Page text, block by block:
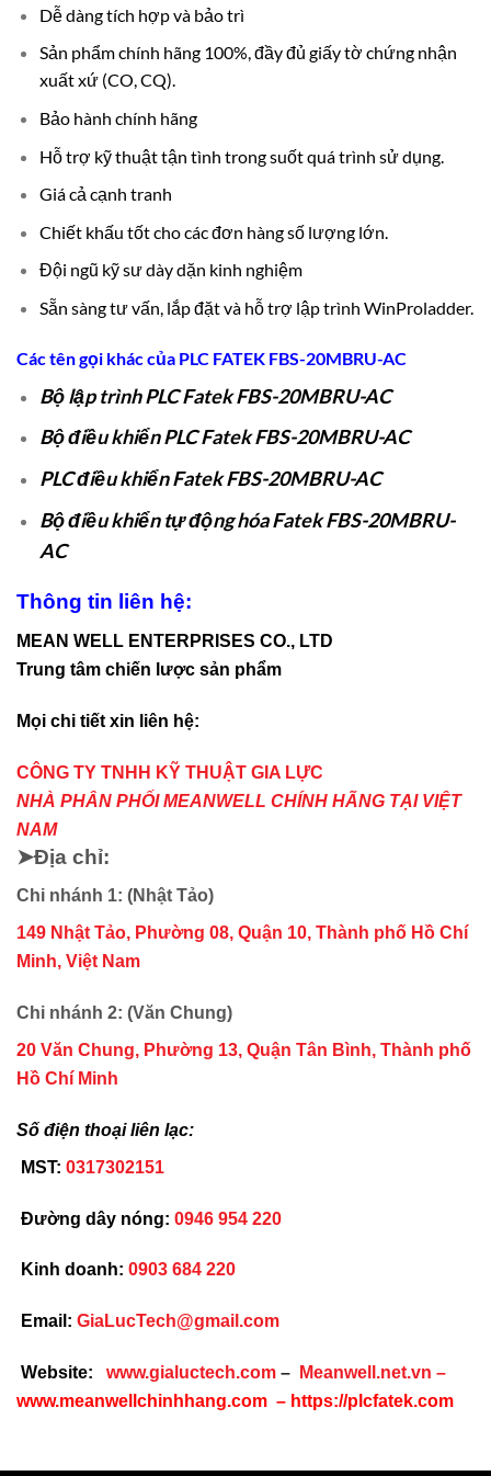
Dễ dàng tích hợp và bảo trì
Sản phẩm chính hãng 100%, đầy đủ giấy tờ chứng nhận
xuất xứ (CO, CQ).
Bảo hành chính hãng
Hỗ trợ kỹ thuật tận tình trong suốt quá trình sử dụng.
Giá cả cạnh tranh
Chiết khấu tốt cho các đơn hàng số lượng lớn.
Đội ngũ kỹ sư dày dặn kinh nghiệm
Sẵn sàng tư vấn, lắp đặt và hỗ trợ lập trình WinProladder.
Các tên gọi khác của PLC FATEK FBS-20MBRU-AC
Bộ lập trình PLC Fatek FBS-20MBRU-AC
Bộ điều khiển PLC Fatek FBS-20MBRU-AC
PLC điều khiển Fatek FBS-20MBRU-AC
Bộ điều khiển tự động hóa Fatek FBS-20MBRU-
AC
Thông tin liên hệ:
MEAN WELL ENTERPRISES CO., LTD
Trung tâm chiến lược sản phẩm
Mọi chi tiết xin liên hệ:
CÔNG TY TNHH KỸ THUẬT GIA LỰC
NHÀ PHÂN PHỐI MEANWELL CHÍNH HÃNG TẠI VIỆT
NAM
➤Địa chỉ:
Chi nhánh 1: (Nhật Tảo)
149 Nhật Tảo, Phường 08, Quận 10, Thành phố Hồ Chí
Minh, Việt Nam
Chi nhánh 2: (Văn Chung)
20 Văn Chung, Phường 13, Quận Tân Bình, Thành phố
Hồ Chí Minh
Số điện thoại liên lạc:
MST: 0317302151
Đường dây nóng: 0946 954 220
Kinh doanh: 0903 684 220
Email: GiaLucTech@gmail.com
Website: www.gialuctech.com – Meanwell.net.vn –
www.meanwellchinhhang.com – https://plcfatek.com